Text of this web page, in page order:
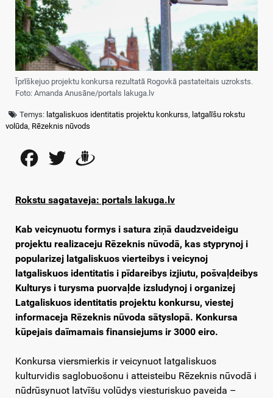
Īprīškejuo projektu konkursa rezultatā Rogovkā pastateitais uzroksts.
Foto: Amanda Anusāne/portals lakuga.lv
Temys: latgaliskuos identitatis projektu konkurss, latgalīšu rokstu
volūda, Rēzeknis nūvods
FacebookTwitter
Rokstu sagataveja: portals lakuga.lv
Kab veicynuotu formys i satura ziņā daudzveideigu
projektu realizaceju Rēzeknis nūvodā, kas styprynoj i
popularizej latgaliskuos vierteibys i veicynoj
latgaliskuos identitatis i pīdareibys izjiutu, pošvaļdeibys
Kulturys i turysma puorvaļde izsludynoj i organizej
Latgaliskuos identitatis projektu konkursu, viestej
informaceja Rēzeknis nūvoda sātyslopā. Konkursa
kūpejais daīmamais finansiejums ir 3000 eiro.
Konkursa viersmierkis ir veicynuot latgaliskuos
kulturvidis saglobuošonu i atteisteibu Rēzeknis nūvodā i
nūdrūsynuot latvīšu volūdys viesturiskuo paveida –